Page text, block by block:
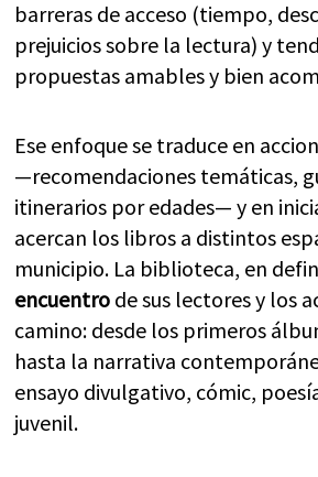
barreras de acceso (tiempo,
prejuicios sobre la lectura) y
propuestas amables y bien
Ese enfoque se traduce en
—recomendaciones temáticas,
itinerarios por edades— y en
acercan los libros a distintos
municipio. La biblioteca, en
encuentro de sus lectores y los
camino: desde los primeros
hasta la narrativa
ensayo divulgativo, cómic,
juvenil.